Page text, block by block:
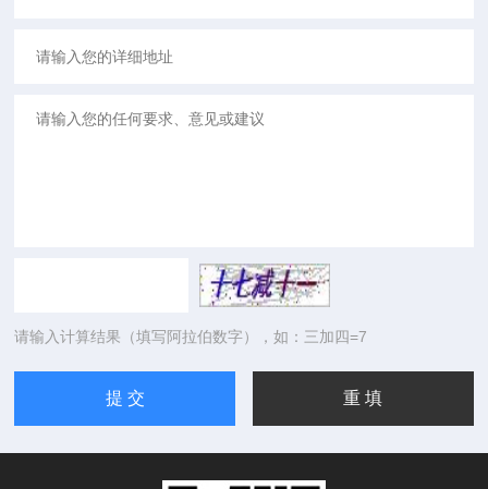
请输入计算结果（填写阿拉伯数字），如：三加四=7